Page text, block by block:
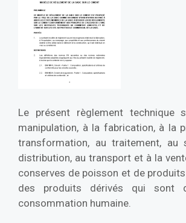
Le présent règlement technique
manipulation, à la fabrication, à la
transformation, au traitement, au
distribution, au transport et à la
conserves de poisson et de
des produits dérivés qui sont
consommation humaine.